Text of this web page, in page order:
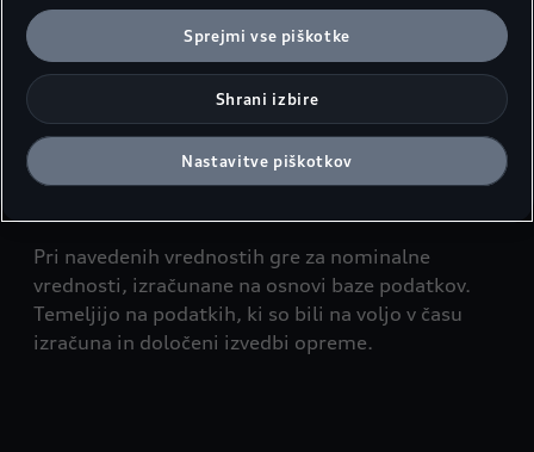
²Širina komolčnega prostora
³Maksimalni prostor za glavo
⁴Višina vozila s strešno anteno
Podatki so v milimetrih.
Pri navedenih vrednostih gre za nominalne
vrednosti, izračunane na osnovi baze podatkov.
Temeljijo na podatkih, ki so bili na voljo v času
izračuna in določeni izvedbi opreme.
Sprejmi vse piškotke
Shrani izbire
Nastavitve piškotkov